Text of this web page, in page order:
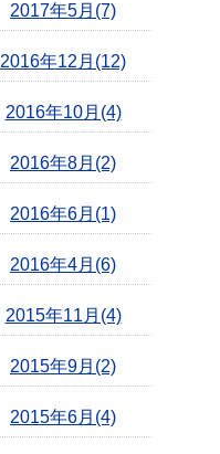
2017年5月(7)
2016年12月(12)
2016年10月(4)
2016年8月(2)
2016年6月(1)
2016年4月(6)
2015年11月(4)
2015年9月(2)
2015年6月(4)